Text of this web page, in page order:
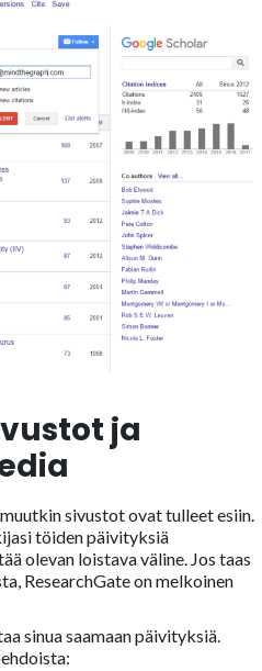
ja
sivustot ovat tulleet esiin.
töiden päivityksiä
olevan loistava väline. Jos taas
ResearchGate on melkoinen
sinua saamaan päivityksiä.